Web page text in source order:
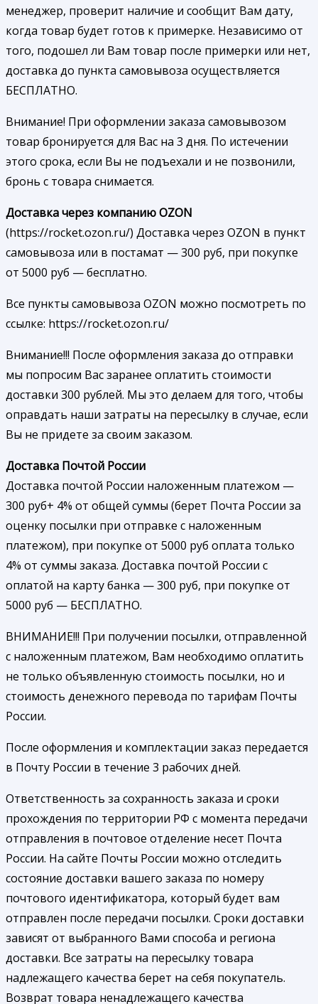
менеджер, проверит наличие и сообщит Вам дату,
когда товар будет готов к примерке. Независимо от
того, подошел ли Вам товар после примерки или нет,
доставка до пункта самовывоза осуществляется
БЕСПЛАТНО.
Внимание! При оформлении заказа самовывозом
товар бронируется для Вас на 3 дня. По истечении
этого срока, если Вы не подъехали и не позвонили,
бронь с товара снимается.
Доставка через компанию OZON
(https://rocket.ozon.ru/) Доставка через OZON в пункт
самовывоза или в постамат — 300 руб, при покупке
от 5000 руб — бесплатно.
Все пункты самовывоза OZON можно посмотреть по
ссылке: https://rocket.ozon.ru/
Внимание!!! После оформления заказа до отправки
мы попросим Вас заранее оплатить стоимости
доставки 300 рублей. Мы это делаем для того, чтобы
оправдать наши затраты на пересылку в случае, если
Вы не придете за своим заказом.
Доставка Почтой России
Доставка почтой России наложенным платежом —
300 руб+ 4% от общей суммы (берет Почта России за
оценку посылки при отправке с наложенным
платежом), при покупке от 5000 руб оплата только
4% от суммы заказа. Доставка почтой России с
оплатой на карту банка — 300 руб, при покупке от
5000 руб — БЕСПЛАТНО.
ВНИМАНИЕ!!! При получении посылки, отправленной
с наложенным платежом, Вам необходимо оплатить
не только объявленную стоимость посылки, но и
стоимость денежного перевода по тарифам Почты
России.
После оформления и комплектации заказ передается
в Почту России в течение 3 рабочих дней.
Ответственность за сохранность заказа и сроки
прохождения по территории РФ с момента передачи
отправления в почтовое отделение несет Почта
России. На сайте Почты России можно отследить
состояние доставки вашего заказа по номеру
почтового идентификатора, который будет вам
отправлен после передачи посылки. Сроки доставки
зависят от выбранного Вами способа и региона
доставки. Все затраты на пересылку товара
надлежащего качества берет на себя покупатель.
Возврат товара ненадлежащего качества